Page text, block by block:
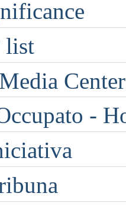
list
-